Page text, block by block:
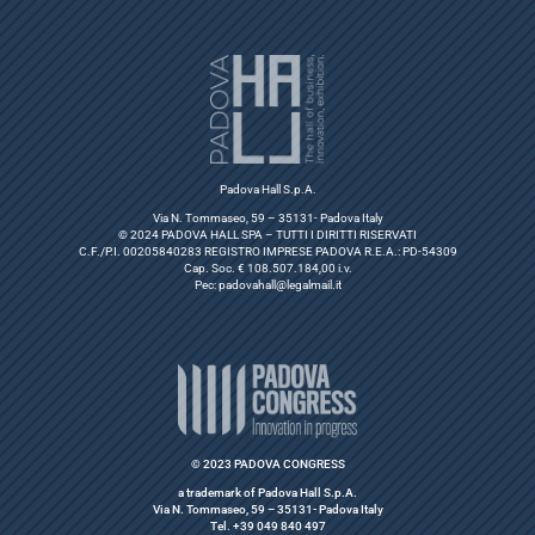
Padova Hall S.p.A.
Via N. Tommaseo, 59 – 35131- Padova Italy
© 2024 PADOVA HALL SPA – TUTTI I DIRITTI RISERVATI
C.F./P.I. 00205840283 REGISTRO IMPRESE PADOVA R.E.A.: PD-54309
Cap. Soc. € 108.507.184,00 i.v.
Pec:padovahall@legalmail.it
© 2023 PADOVA CONGRESS
a trademark of Padova Hall S.p.A.
Via N. Tommaseo, 59 – 35131- Padova Italy
Tel. +39 049 840 497